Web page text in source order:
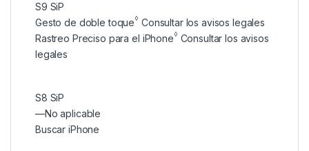
S9 SiP
Gesto de doble toque◊ Consultar los avisos legales
Rastreo Preciso para el iPhone◊Consultar los avisos
legales
S8 SiP
—No aplicable
Buscar iPhone